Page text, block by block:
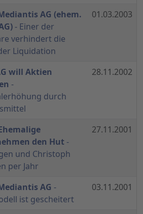
AG (ehem.
- Einer der
verhindert die
Liquidation
01.03.2003
will Aktien
-
durch
28.11.2002
den Hut -
und Christoph
per Jahr
27.11.2001
AG -
ist gescheitert
03.11.2001